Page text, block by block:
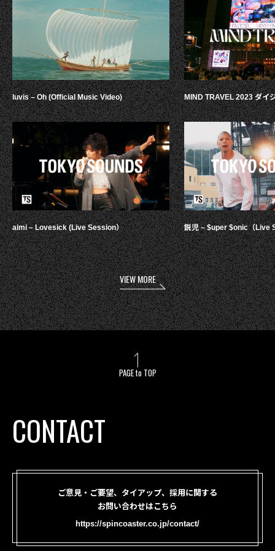
luvis – Oh (Official Music Video)
aimi – Lovesick (Live Session）
MIND TRAVEL 2023 ダイ
鋭児 – $uper $onic（Live
VIEW MORE
PAGE to TOP
CONTACT
ご意見・ご要望、タイアップ、採用に関する
お問い合わせはこちら
https://spincoaster.co.jp/contact/